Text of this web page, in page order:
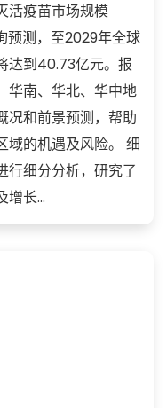
活疫苗市场规模
预测，至2029年全球
达到40.73亿元。报
华南、华北、华中地
况和前景预测，帮助
域的机遇及风险。 细
行细分分析，研究了
增长...